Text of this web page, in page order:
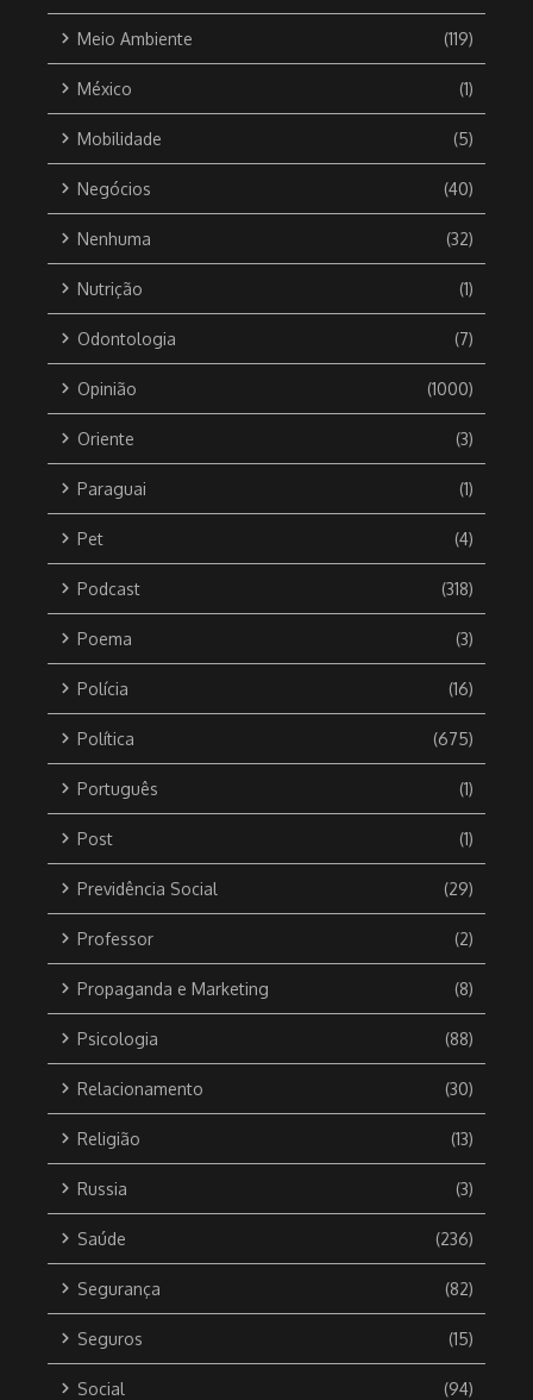
Meio Ambiente (119)
México (1)
Mobilidade (5)
Negócios (40)
Nenhuma (32)
Nutrição (1)
Odontologia (7)
Opinião (1000)
Oriente (3)
Paraguai (1)
Pet (4)
Podcast (318)
Poema (3)
Polícia (16)
Política (675)
Português (1)
Post (1)
Previdência Social (29)
Professor (2)
Propaganda e Marketing (8)
Psicologia (88)
Relacionamento (30)
Religião (13)
Russia (3)
Saúde (236)
Segurança (82)
Seguros (15)
Social (94)